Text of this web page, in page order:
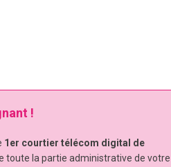
!
1er courtier télécom digital de
toute la partie administrative de votre